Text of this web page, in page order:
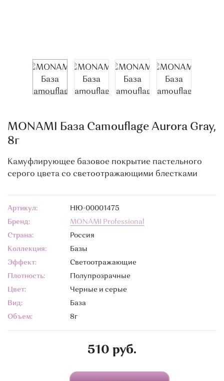
MONAMI База Camouflage Aurora Gray,
8г
Камуфлирующее базовое покрытие пастельного
серого цвета со светоотражающими блестками
Артикул:
НЮ-00001475
Бренд:
MONAMI Professional
Страна:
Россия
Коллекция:
Базы
Эффект:
Светоотражающие
Плотность:
Полупрозрачные
Цвет:
Черные и серые
Вид:
База
Объем:
8г
510 руб.